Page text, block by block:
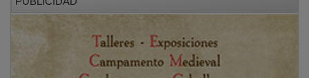
La tarde se desarrolló bajo unas excelentes
condiciones para la práctica deportiva. Aunque el
termómetro alcanzó los 30 grados en los primeros
momentos de la competición, la temperatura fue